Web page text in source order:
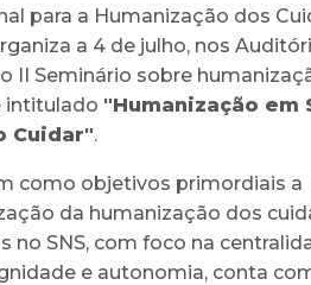
para a Humanização dos
a 4 de julho, nos
II Seminário sobre
intitulado "Humanização em
Cuidar".
como objetivos primordiais a
da humanização dos
no SNS, com foco na
e autonomia, conta